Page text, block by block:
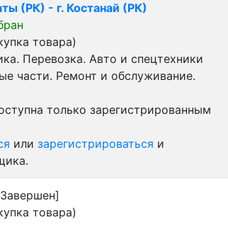
(РК) - г. Костанай (РК)
товара)
Перевозка. Авто и спецтехники
части. Ремонт и обслуживание.
только зарегистрированным
или зарегистрироваться и
товара)